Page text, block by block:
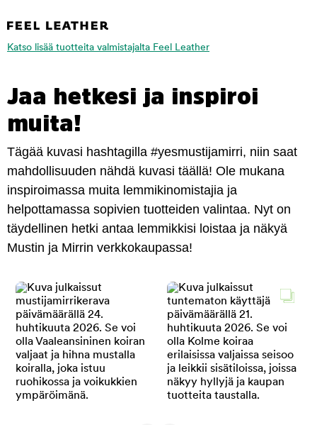
Katso lisää tuotteita valmistajalta Feel Leather
Jaa hetkesi ja inspiroi
muita!
Tägää kuvasi hashtagilla #yesmustijamirri, niin saat
mahdollisuuden nähdä kuvasi täällä! Ole mukana
inspiroimassa muita lemmikinomistajia ja
helpottamassa sopivien tuotteiden valintaa. Nyt on
täydellinen hetki antaa lemmikkisi loistaa ja näkyä
Mustin ja Mirrin verkkokaupassa!